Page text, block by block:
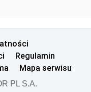
Regulamin
Mapa serwisu
PL S.A.